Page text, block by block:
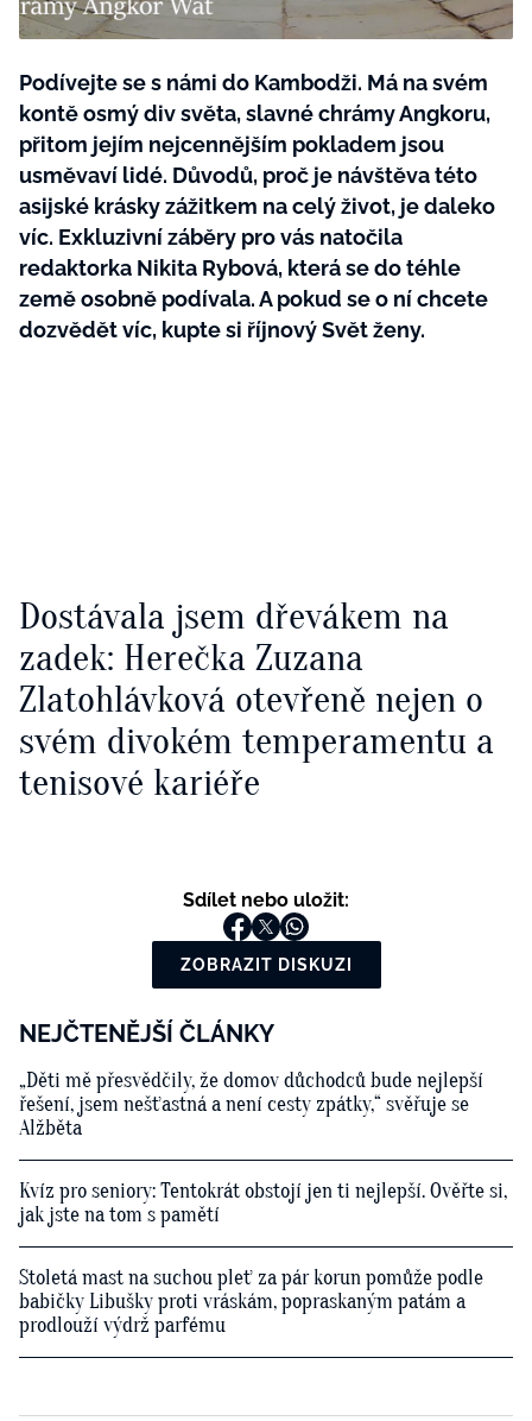
Tvoření
Rady a tipy
BurdaMedia
Extra
SVĚT ŽENY - 599 KČ
ROČNÍ PŘEDPLATNÉ SVĚT ŽENY +
SADA PRODUKTŮ MANA (10 ks)
Podívejte se s námi do Kambodži. Má na svém
kontě osmý div světa, slavné chrámy Angkoru,
přitom jejím nejcennějším pokladem jsou
usměvaví lidé. Důvodů, proč je návštěva této
asijské krásky zážitkem na celý život, je daleko
víc. Exkluzivní záběry pro vás natočila
redaktorka Nikita Rybová, která se do téhle
země osobně podívala. A pokud se o ní chcete
dozvědět víc, kupte si říjnový Svět ženy.
Dostávala jsem dřevákem na
zadek: Herečka Zuzana
Zlatohlávková otevřeně nejen o
svém divokém temperamentu a
tenisové kariéře
Sdílet nebo uložit:
ZOBRAZIT DISKUZI
NEJČTENĚJŠÍ ČLÁNKY
„Děti mě přesvědčily, že domov důchodců bude nejlepší
řešení, jsem nešťastná a není cesty zpátky,“ svěřuje se
Alžběta
Kvíz pro seniory: Tentokrát obstojí jen ti nejlepší. Ověřte si,
jak jste na tom s pamětí
Stoletá mast na suchou pleť za pár korun pomůže podle
babičky Libušky proti vráskám, popraskaným patám a
prodlouží výdrž parfému